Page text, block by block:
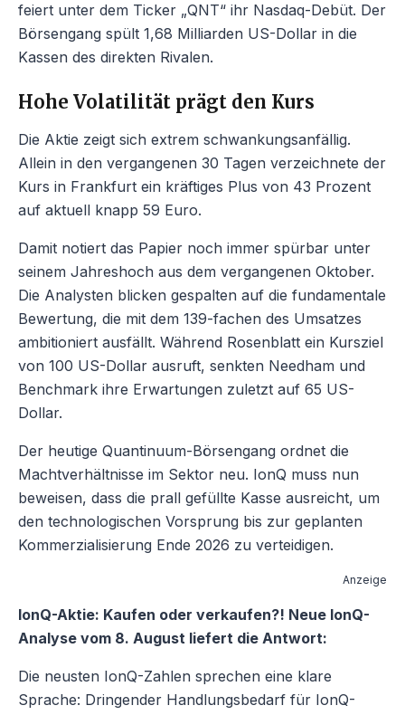
feiert unter dem Ticker „QNT“ ihr Nasdaq-Debüt. Der
Börsengang spült 1,68 Milliarden US-Dollar in die
Kassen des direkten Rivalen.
Hohe Volatilität prägt den Kurs
Die Aktie zeigt sich extrem schwankungsanfällig.
Allein in den vergangenen 30 Tagen verzeichnete der
Kurs in Frankfurt ein kräftiges Plus von 43 Prozent
auf aktuell knapp 59 Euro.
Damit notiert das Papier noch immer spürbar unter
seinem Jahreshoch aus dem vergangenen Oktober.
Die Analysten blicken gespalten auf die fundamentale
Bewertung, die mit dem 139-fachen des Umsatzes
ambitioniert ausfällt. Während Rosenblatt ein Kursziel
von 100 US-Dollar ausruft, senkten Needham und
Benchmark ihre Erwartungen zuletzt auf 65 US-
Dollar.
Der heutige Quantinuum-Börsengang ordnet die
Machtverhältnisse im Sektor neu. IonQ muss nun
beweisen, dass die prall gefüllte Kasse ausreicht, um
den technologischen Vorsprung bis zur geplanten
Kommerzialisierung Ende 2026 zu verteidigen.
Anzeige
IonQ-Aktie: Kaufen oder verkaufen?! Neue IonQ-
Analyse vom 8. August liefert die Antwort:
Die neusten IonQ-Zahlen sprechen eine klare
Sprache: Dringender Handlungsbedarf für IonQ-